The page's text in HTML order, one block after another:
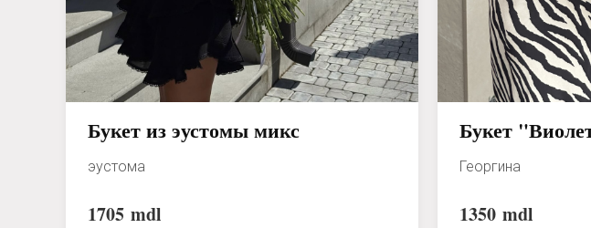
Букет из эустомы микс
эустома
1705 mdl
Букет
Георгина
1350 mdl